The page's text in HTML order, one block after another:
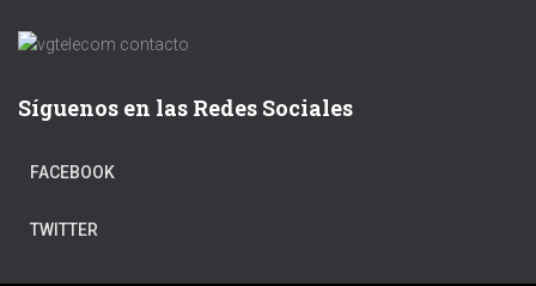
Síguenos en las Redes Sociales
FACEBOOK
TWITTER